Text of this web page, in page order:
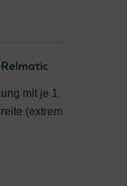
mit je 1
(extrem